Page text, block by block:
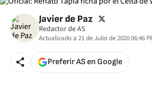
Javier de Paz twitter
Redactor de AS
Actualizado a 21 de Julio de 2020 06:46
Preferir AS en Google